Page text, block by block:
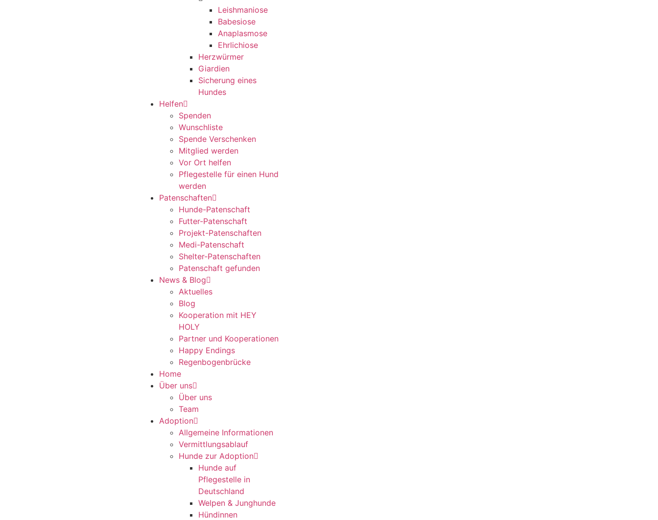
Leishmaniose
Babesiose
Anaplasmose
Ehrlichiose
Herzwürmer
Giardien
Sicherung eines
Hundes
Helfen
Spenden
Wunschliste
Spende Verschenken
Mitglied werden
Vor Ort helfen
Pflegestelle für einen Hund
werden
Patenschaften
Hunde-Patenschaft
Futter-Patenschaft
Projekt-Patenschaften
Medi-Patenschaft
Shelter-Patenschaften
Patenschaft gefunden
News & Blog
Aktuelles
Blog
Kooperation mit HEY
HOLY
Partner und Kooperationen
Happy Endings
Regenbogenbrücke
Home
Über uns
Über uns
Team
Adoption
Allgemeine Informationen
Vermittlungsablauf
Hunde zur Adoption
Hunde auf
Pflegestelle in
Deutschland
Welpen & Junghunde
Hündinnen